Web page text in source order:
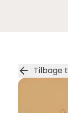
Tilbage